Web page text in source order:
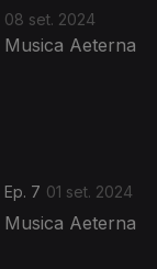
08 set. 2024
Musica Aeterna
Ep. 7 01 set. 2024
Musica Aeterna